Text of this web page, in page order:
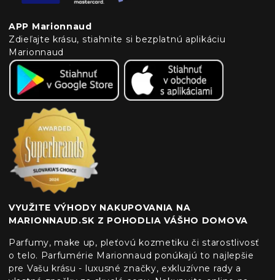
APP Marionnaud
Zdieľajte krásu, stiahnite si bezplatnú aplikáciu
Marionnaud
VYUŽITE VÝHODY NAKUPOVANIA NA
MARIONNAUD.SK Z POHODLIA VÁŠHO DOMOVA
Parfumy, make up, pleťovú kozmetiku či starostlivosť
o telo. Parfumérie Marionnaud ponúkajú to najlepšie
pre Vašu krásu - luxusné značky, exkluzívne rady a